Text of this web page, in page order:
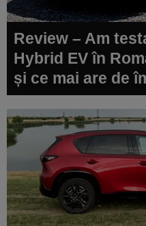
Review – Am
Hybrid EV în
și ce mai are de